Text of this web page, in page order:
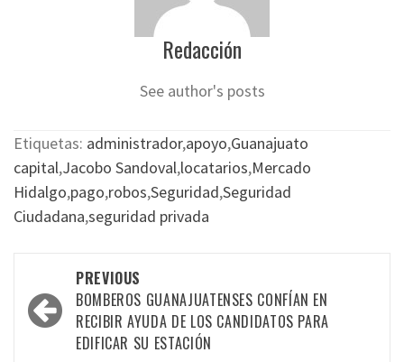
Redacción
See author's posts
Etiquetas: administrador,apoyo,Guanajuato
capital,Jacobo Sandoval,locatarios,Mercado
Hidalgo,pago,robos,Seguridad,Seguridad
Ciudadana,seguridad privada
navigation
PREVIOUS
BOMBEROS GUANAJUATENSES CONFÍAN EN
RECIBIR AYUDA DE LOS CANDIDATOS PARA
EDIFICAR SU ESTACIÓN